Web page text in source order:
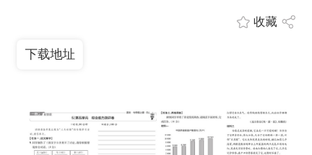
收藏
下载地址